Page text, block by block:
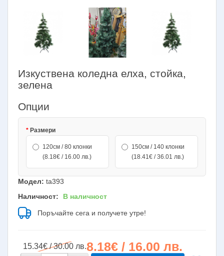
Изкуствена коледна елха, стойка,
зелена
Опции
Размери
120см / 80 клонки
(8.18€ / 16.00 лв.)
150см / 140 клонки
(18.41€ / 36.01 лв.)
Модел: ta393
Наличност:
В наличност
Поръчайте сега и получете утре!
15.34€ / 30.00 лв.8.18€ / 16.00 лв.